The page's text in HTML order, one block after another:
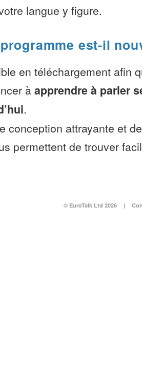
langue y figure.
est-il
en téléchargement afin
à apprendre à parler
.
conception attrayante et
permettent de trouver
© EuroTalk Ltd 2026 |